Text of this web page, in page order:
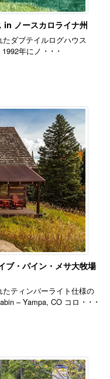
in ノースカロライナ州
ダブテイルログハウス
年にノ ･ ･ ･
ブ・パイン・メサ大牧場
ティンバーライト仕様の
– Yampa, CO コロ ･ ･ ･